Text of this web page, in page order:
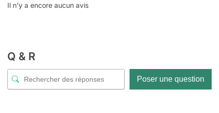
Il n’y a encore aucun avis
Q & R
Poser une question